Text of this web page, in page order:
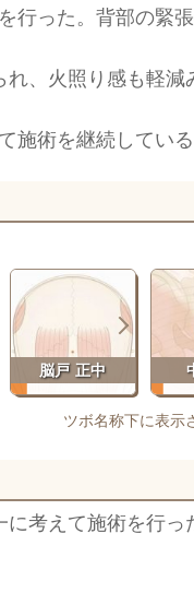
行った。背部の緊
、火照り感も軽減
術を継続している
脳戸 正中
ツボ名称下に表示
考えて施術を行